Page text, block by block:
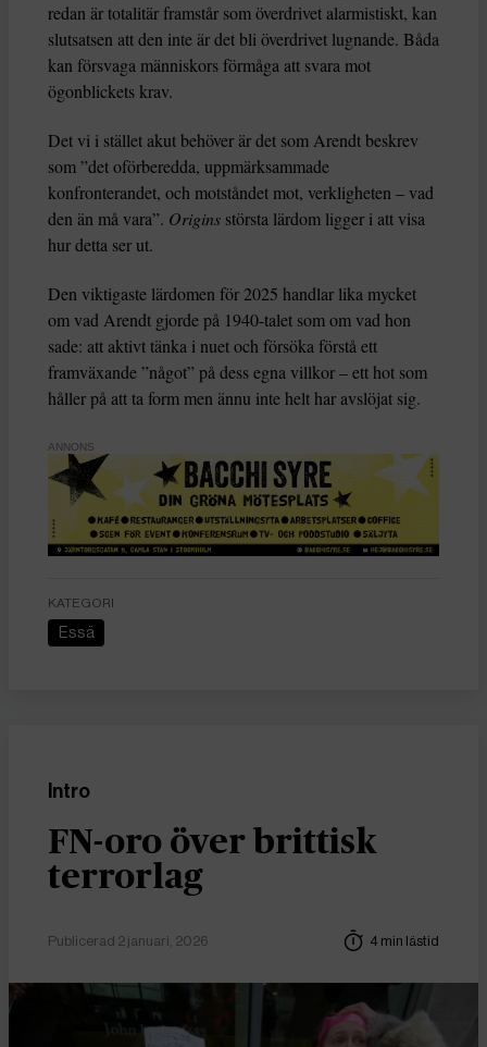
redan är totalitär framstår som överdrivet alarmistiskt, kan
slutsatsen att den inte är det bli överdrivet lugnande. Båda
kan försvaga människors förmåga att svara mot
ögonblickets krav.
Det vi i stället akut behöver är det som Arendt beskrev
som ”det oförberedda, uppmärksammade
konfronterandet, och motståndet mot, verkligheten – vad
den än må vara”. Origins största lärdom ligger i att visa
hur detta ser ut.
Den viktigaste lärdomen för 2025 handlar lika mycket
om vad Arendt gjorde på 1940-talet som om vad hon
sade: att aktivt tänka i nuet och försöka förstå ett
framväxande ”något” på dess egna villkor – ett hot som
håller på att ta form men ännu inte helt har avslöjat sig.
ANNONS
KATEGORI
Essä
Intro
FN-oro över brittisk
terrorlag
Publicerad 2 januari, 2026 4 min lästid